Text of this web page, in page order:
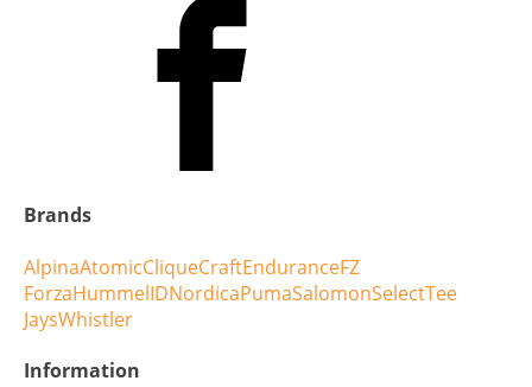
Brands
AlpinaAtomicCliqueCraftEnduranceFZ
ForzaHummelIDNordicaPumaSalomonSelectTee
JaysWhistler
Information